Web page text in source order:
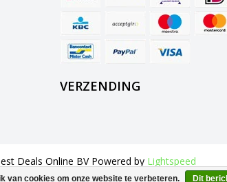
VERZENDING
Deals Online BV Powered by Lightspeed
reserved byInStijl Media
van cookies om onze website te verbeteren. Dit